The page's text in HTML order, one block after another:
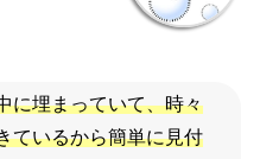
に埋まっていて、時々
ているから簡単に見付